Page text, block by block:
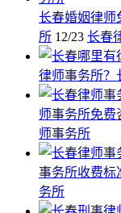
长春婚姻律师
所 12/23 长春
律师事务所？
师事务所免费
师事务所
事务所收费标
务所